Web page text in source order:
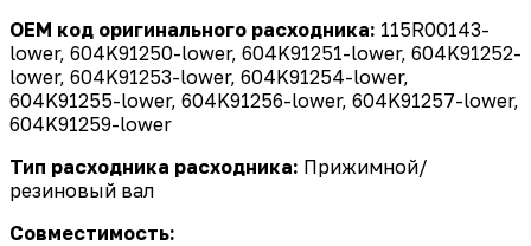
OEM код оригинального расходника: 115R00143-
lower, 604K91250-lower, 604K91251-lower, 604K91252-
lower, 604K91253-lower, 604K91254-lower,
604K91255-lower, 604K91256-lower, 604K91257-lower,
604K91259-lower
Тип расходника расходника: Прижимной/
резиновый вал
Совместимость: